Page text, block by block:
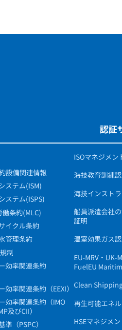
設備関連情報
ステム(ISM)
ステム(ISPS)
働条約(MLC)
イクル条約
管理条約
制
効率関連条約
効率関連条約（EEXI）
効率関連条約（IMO
及びCII）
準（PSPC）
認証
ISOマネジメン
海技教育訓練
海技インスト
船員派遣会社
証明
温室効果ガス
EU-MRV・UK-
FuelEU
Clean
再生可能エネ
HSEマネジメ